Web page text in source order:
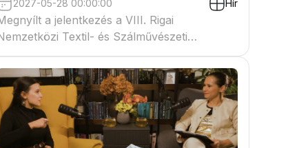
2027-05-28 00:00:00 Hír
a jelentkezés a VIII. Rigai
Textil- és Szálművészeti